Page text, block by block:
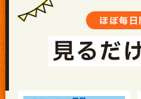
ほぼ毎日
見るだ